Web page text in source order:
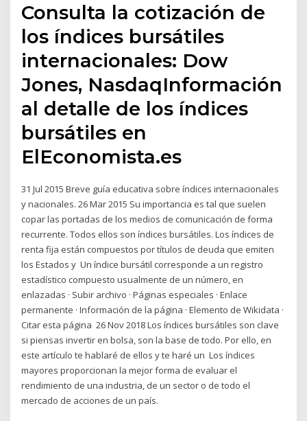
Consulta la cotización de
los índices bursátiles
internacionales: Dow
Jones, NasdaqInformación
al detalle de los índices
bursátiles en
ElEconomista.es
31 Jul 2015 Breve guía educativa sobre índices internacionales
y nacionales. 26 Mar 2015 Su importancia es tal que suelen
copar las portadas de los medios de comunicación de forma
recurrente. Todos ellos son índices bursátiles. Los índices de
renta fija están compuestos por títulos de deuda que emiten
los Estados y Un índice bursátil corresponde a un registro
estadístico compuesto usualmente de un número, en
enlazadas · Subir archivo · Páginas especiales · Enlace
permanente · Información de la página · Elemento de Wikidata ·
Citar esta página 26 Nov 2018 Los índices bursátiles son clave
si piensas invertir en bolsa, son la base de todo. Por ello, en
este artículo te hablaré de ellos y te haré un Los índices
mayores proporcionan la mejor forma de evaluar el
rendimiento de una industria, de un sector o de todo el
mercado de acciones de un país.